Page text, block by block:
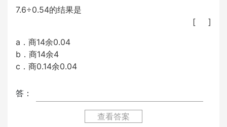
7.6÷0.54的结果是
[ ]
a．商14余0.04
b．商14余4
c．商0.14余0.04
答：
查看答案